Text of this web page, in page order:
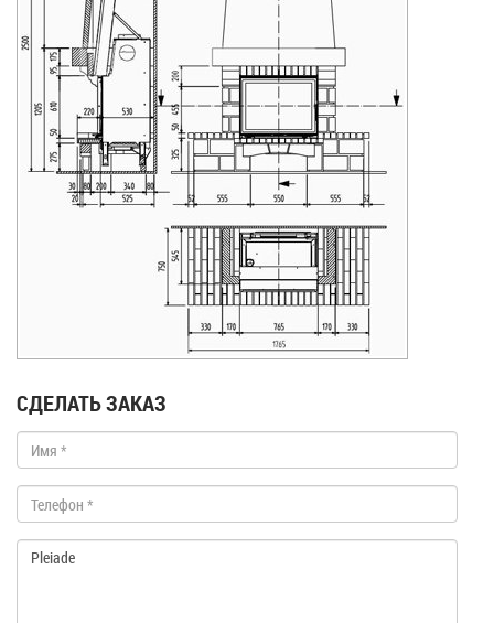
СДЕЛАТЬ ЗАКАЗ